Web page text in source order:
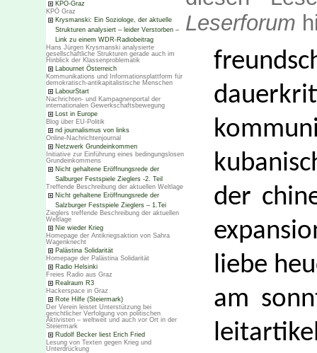
KPÖ-Graz
KPÖ Graz
Krysmanski: Ein Soziologe, der aktuelle
Strukturen analysiert – leider Verstorben –
Link zu einem WDR-Radiobeitrag
Hans Jürgen Krysmanski analysierte
gesellschaftliche Strukturen gerade auch im
Hinblick der Klassenproblematik
Labournet Österreich
Kommunikations und Informationsplattform für
demokratisch-antikapitalistische Menschen
LabourStart
Nachrichten- und Kampagnenportal der
internationalen Gewerkschaftsbewegung
Lost in Europe
Blog über EU-Politik
nd journalismus von links
Online-Nachrichtenjournal
Netzwerk Grundeinkommen
Initiative zur Einführung eines bedingungslosen
Grundeinkommens
Nicht gehaltene Eröffnungsrede der
Salburger Festspiele Zieglers -2. Teil
Treffende Beschreibung der aktuellen Weltlage
Nicht gehaltene Eröffnungsrede der
Salzburger Festspiele Zieglers – 1.Tei
Zieglers treffende Beschreibung der aktuellen
Weltlage
Nie wieder Krieg
Homepage der Antikriegsaktion von Sahra
Wagenknecht
Palästina Solidarität
Homepage der Palästina Solidarität
Radio Helsinki
Freies Radio aus Graz
Realraum R3
Hackerspace in Graz
Rote Hilfe (Steiermark)
Der Verein leistet Unterstützung bei
gerichtlicher Verfolgung von politischen
Aktivisten – weltweit und auch vor Ort in der
Steiermark
Rudolf Becker liest Erich Fried
Lesung von Texten gegen Krieg und
Unterdrückung
Leserforum
der
liebe
am